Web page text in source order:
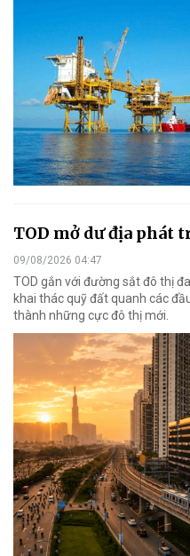
TOD mở dư địa phát
09/08/2026 04:47
TOD gắn với đường sắt đô thị
khai thác quỹ đất quanh các
thành những cực đô thị mới.